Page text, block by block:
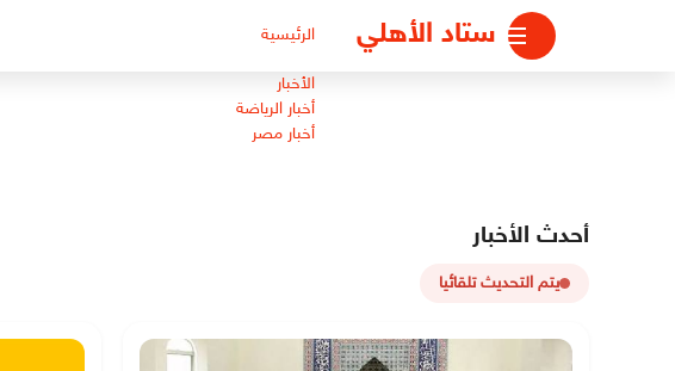
ستاد الأهلي الرئيسية
الأخبار
أخبار الرياضة
أخبار مصر
أحدث الأخبار
يتم التحديث تلقائيا